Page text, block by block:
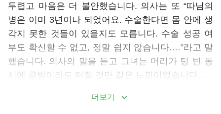
두렵고 마음은 더 불안했습니다. 의사는 또 “따님의
병은 이미 3년이나 되었어요. 수술한다면 몸 안에 생
각지 못한 것들이 있을지도 모릅니다. 수술 성공 여
부도 확신할 수 없고, 정말 쉽지 않습니다.…”라고 말
했습니다. 의사의 말을 듣고 그녀는 머리가 텅 빈 동
시에 금방이라도 터질 것만 같은 느낌이었습니다….
하나님의 말씀은 칠흑 같은 어둠 속에서도 발길을
더보기